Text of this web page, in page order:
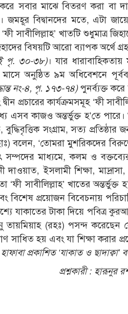
সাময়িক প্রসঙ্গ
সময়ের ভাবনা
মহিলা অঙ্গন
আরও
পরকাল
নীতি-নৈতিকতা
তারবিয়াত
আরও
সবার মাঝে বিতরণ করা বা
বিদ্বানদের মতে, এটা
সাবীলিল্লাহ’ খাতটি শুধুমাত্র
বিষয়টি আরো ব্যাপক অর্থে
পৃ. ৩০-৩৮)। যার ধারাবাহিকতায়
অনুষ্ঠিত ৯ম অধিবেশনে
নং-৪, পৃ. ১৭৩-৭৪)পুনর্ব্যক্ত
কার্যক্রমসমূহ ‘ফী
এসব কাজও অন্তর্ভুক্ত হ’তে
সংগ্রাম, সত্য প্রতিষ্ঠার
বলেন, ‘তোমরা মুশরিকদের
সম্পদের মাধ্যমে, কলম ও
দাওয়াত, ইসলামী শিক্ষা,
সাবীলিল্লাহ’ খাতের অন্তর্ভুক্ত
প্রয়োজন বিবেচনায়
যাকাতের টাকা দিয়ে পবিত্র
(রহঃ) পসন্দ করেছেন
সাধিত হয় এবং যা শিক্ষা করার
প্রকাশিত ‘যাকাত ও ছাদাক্বা’
প্রশ্নকারী : হারূনুর